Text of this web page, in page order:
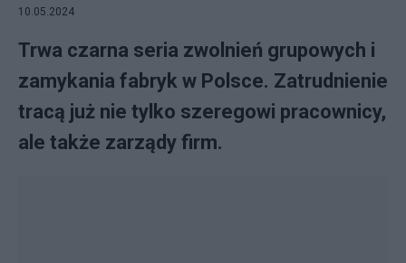
10.05.2024
Trwa czarna seria zwolnień grupowych i
zamykania fabryk w Polsce. Zatrudnienie
tracą już nie tylko szeregowi pracownicy,
ale także zarządy firm.